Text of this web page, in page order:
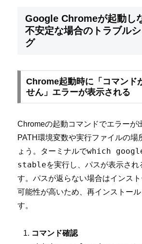
Google Chromeが起動し
不安定な場合のトラブル
グ
Chrome起動時に「コマンド
せん」エラーが表示される
Chromeの起動コマンドでエラーが
PATH環境変数や実行ファイルの場
ょう。ターミナルでwhich
stableを実行し、パスが表示され
す。パスが返らない場合はインス
可能性が高いため、再インストー
す。
コマンド確認